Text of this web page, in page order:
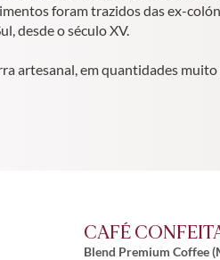
foram trazidos das ex-
desde o século XV.
artesanal, em quantidades muito
CAFÉ
Blend Premium Coffee